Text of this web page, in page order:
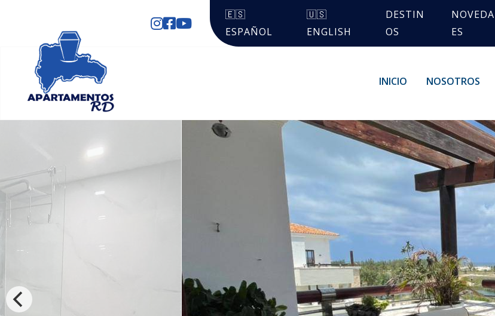
🇪🇸
ESPAÑOL
🇺🇸
ENGLISH
DESTIN
OS
ES
INICIO NOSOTROS